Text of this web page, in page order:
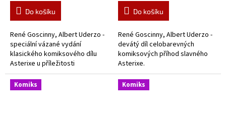
Do košíku
René Goscinny, Albert Uderzo -
speciální vázané vydání
klasického komiksového dílu
Asterixe u příležitosti
animovaného seriálu na Netflixu.
Do košíku
René Goscinny, Albert Uderzo -
devátý díl celobarevných
komiksových příhod slavného
Asterixe.
Komiks Komiks